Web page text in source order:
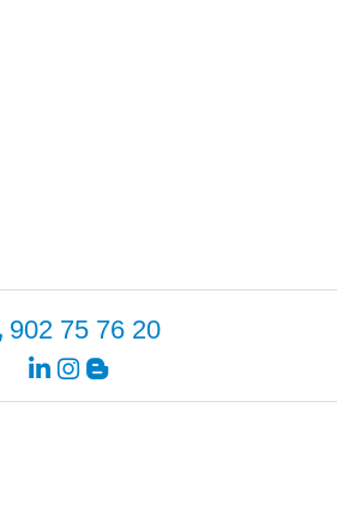
902 75 76 20